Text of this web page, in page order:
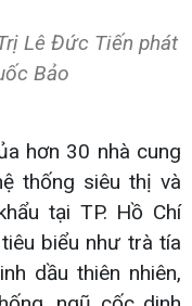
Lê Đức Tiến phát
Bảo
hơn 30 nhà cung
thống siêu thị và
tại TP. Hồ Chí
biểu như trà tía
dầu thiên nhiên,